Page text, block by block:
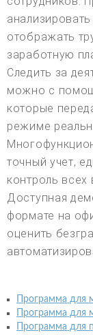
отображать
заработную
Следить за
можно с
которые
режиме
точный учет,
контроль всех
Доступная
формате на
оценить
Программа для
Программа для
Программа для